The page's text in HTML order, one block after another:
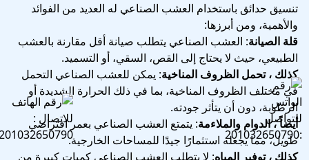
تنسيق حدائق باستخدام العشب الصناعي له العديد من الفوائد
والأهمية، ومن أبرزها:
قلة الصيانة: العشب الصناعي يتطلب صيانة أقل مقارنة بالعشب
الطبيعي، حيث لا يحتاج إلى القص، السقي، أو التسميد.
كذلك ، تحمل الظروف المناخية: يمكن للعشب الصناعي التحمل
في مختلف الظروف المناخية، بما في ذلك الحرارة الشديدة أو
الرطوبة، دون أن يتأثر جودته.
أيضاً ، الدوام والملاءمة: يتمتع العشب الصناعي بعمر افتراضي
طويل، مما يجعله استثمارًا جيدًا للمساحات الخارجية.
كذلك ، توفير المياه: لا يتطلب العشب الصناعي كميات كبيرة من